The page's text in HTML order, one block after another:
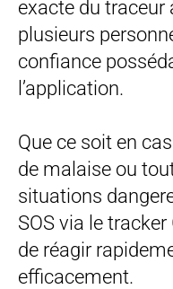
exacte du traceur
plusieurs
confiance
l’application.
Que ce soit en
de malaise ou
situations
SOS via le
de réagir
efficacement.